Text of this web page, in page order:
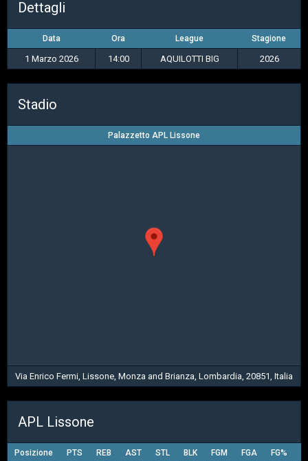
Dettagli
Data Ora League Stagione
1 Marzo 2026 14:00 AQUILOTTI BIG 2026
Stadio
Palazzetto APL Lissone
Via Enrico Fermi, Lissone, Monza and Brianza, Lombardia, 20851, Italia
APL Lissone
Posizione PTS REB AST STL BLK FGM FGA FG%